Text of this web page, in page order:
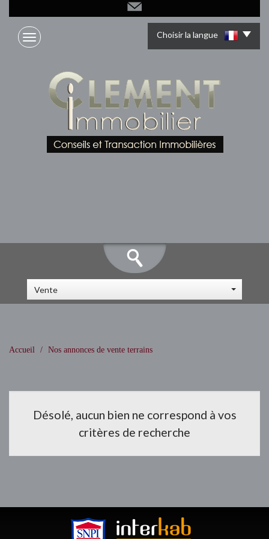
Choisir la langue
Vente
Accueil Nos annonces de vente terrains
Désolé, aucun bien ne correspond à vos
critères de recherche